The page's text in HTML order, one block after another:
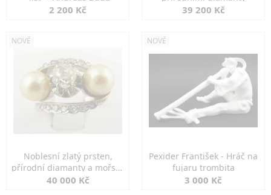
2 200 Kč 39 200 Kč
NOVÉ
Noblesní zlatý prsten,
přírodní diamanty a mořské
perly
40 000 Kč
NOVÉ
Pexider František - Hráč na
fujaru trombita
3 000 Kč